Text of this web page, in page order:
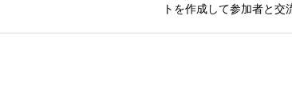
トを作成して参加者と交